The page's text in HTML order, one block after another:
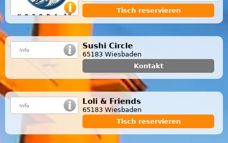
Tisch reservieren
Sushi Circle
65183 Wiesbaden
Kontakt
Loli & Friends
65183 Wiesbaden
Tisch reservieren